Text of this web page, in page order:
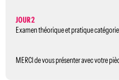
JOUR 2
Examen théorique et pratique
MERCI de vous présenter avec votre